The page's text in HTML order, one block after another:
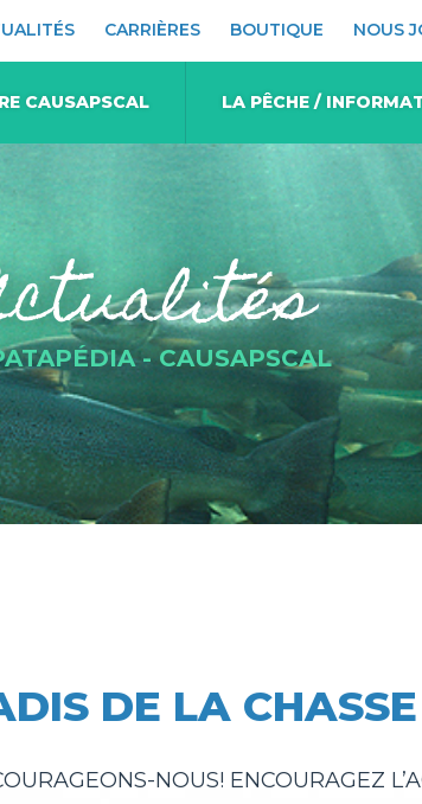
CARRIÈRES BOUTIQUE NOUS
CAUSAPSCAL LA PÊCHE /
- CAUSAPSCAL
DE LA CHASSE
NOUS! ENCOURAGEZ